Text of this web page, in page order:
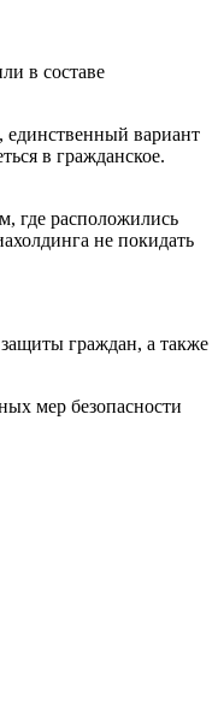
в составе
вариант
в гражданское.
где расположились
не покидать
граждан, а также
мер безопасности